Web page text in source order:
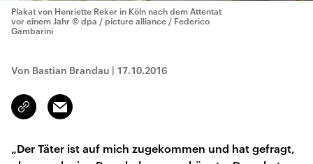
Plakat von Henriette Reker in Köln nach dem Attentat
vor einem Jahr © dpa / picture alliance / Federico
Gambarini
Von Bastian Brandau | 17.10.2016
Link
kopieren/teilen
Email
„Der Täter ist auf mich zugekommen und hat gefragt,